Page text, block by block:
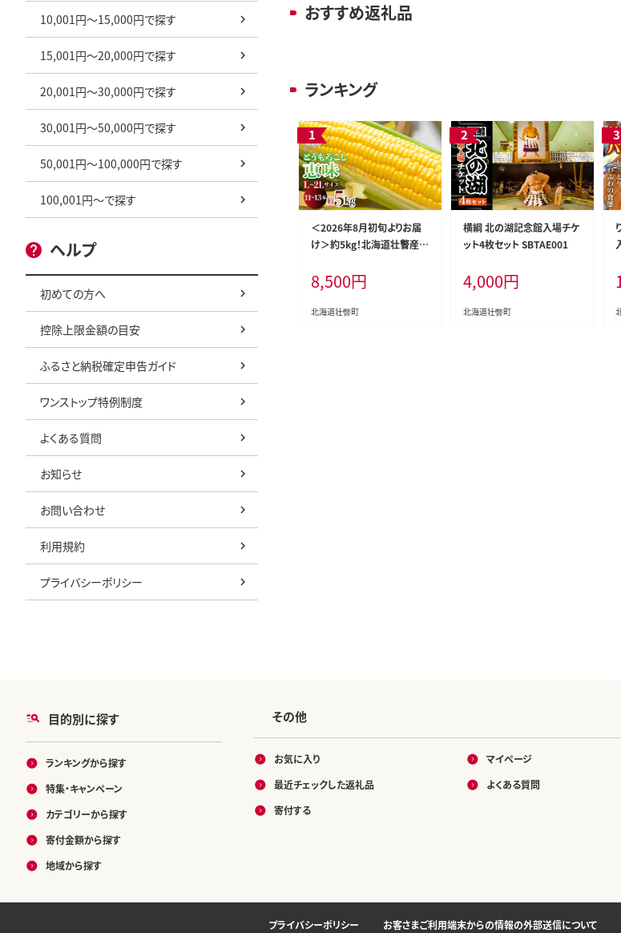
10,001円～15,000円で探す
15,001円～20,000円で探す
20,001円～30,000円で探す
30,001円～50,000円で探す
50,001円～100,000円で探す
100,001円～で探す
ヘルプ
初めての方へ
控除上限金額の目安
ふるさと納税確定申告ガイド
ワンストップ特例制度
よくある質問
お知らせ
お問い合わせ
利用規約
プライバシーポリシー
おすすめ返礼品
ランキング
＜2026年8月初旬よりお届
け＞約5kg！北海道壮瞥産と
イズ 11～13本】 SBTP002
8,500円
北海道壮瞥町
横綱 北の湖記念館入場チケ
ット4枚セット SBTAE001
4,000円
北海道壮瞥町
目的別に探す
ランキングから探す
特集・キャンペーン
カテゴリーから探す
寄付金額から探す
地域から探す
その他
お気に入り
最近チェックした返礼品
寄付する
マイページ
よくある質問
プライバシーポリシー お客さまご利用端末からの情報の外部送信について